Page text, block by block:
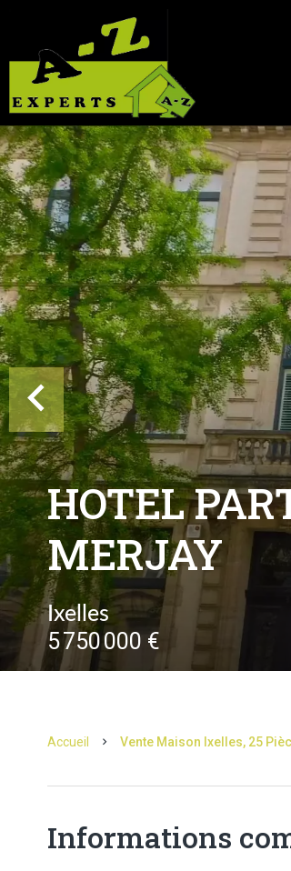
HOTEL
MERJAY
Ixelles
5 750 000 €
Accueil Vente Maison Ixelles, 25
Informations